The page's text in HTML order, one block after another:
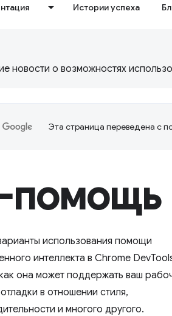
Истории успеха
новости о возможностях
Эта страница переведена с
помощь
использования помощи
интеллекта в Chrome
она может поддержать ваш
в отношении стиля,
и многого другого.